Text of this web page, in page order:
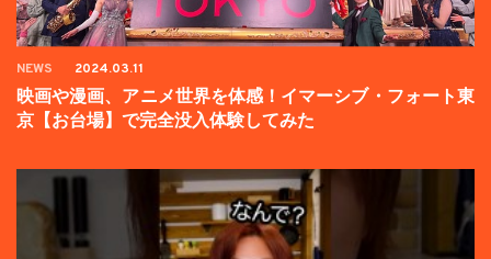
NEWS 2024.03.11
映画や漫画、アニメ世界を体感！イマーシブ・フォート東
京【お台場】で完全没入体験してみた